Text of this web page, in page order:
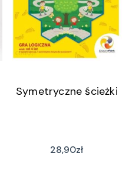
Symetryczne ścieżki
28,90zł